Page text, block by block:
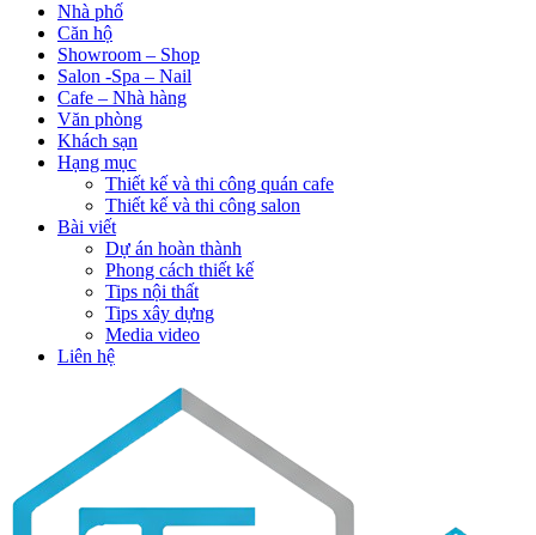
Nhà phố
Căn hộ
Showroom – Shop
Salon -Spa – Nail
Cafe – Nhà hàng
Văn phòng
Khách sạn
Hạng mục
Thiết kế và thi công quán cafe
Thiết kế và thi công salon
Bài viết
Dự án hoàn thành
Phong cách thiết kế
Tips nội thất
Tips xây dựng
Media video
Liên hệ